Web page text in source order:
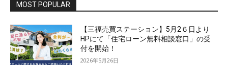
MOST POPULAR
【三福売買ステーション】5月2６日より
HPにて「住宅ローン無料相談窓口」の受
付を開始！
2026年5月26日